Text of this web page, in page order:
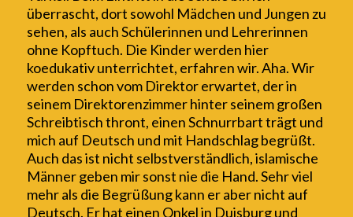
überrascht, dort sowohl Mädchen und Jungen zu
sehen, als auch Schülerinnen und Lehrerinnen
ohne Kopftuch. Die Kinder werden hier
koedukativ unterrichtet, erfahren wir. Aha. Wir
werden schon vom Direktor erwartet, derin
seinem Direktorenzimmerhinter seinem großen
Schreibtisch thront, einen Schnurrbartträgt und
mich auf Deutsch und mit Handschlag begrüßt.
Auch das ist nicht selbstverständlich, islamische
Männer geben mir sonst nie die Hand.Sehr viel
mehr als die Begrüßung kann er aber nicht auf
Deutsch. Er hat einen Onkel in Duisburgund